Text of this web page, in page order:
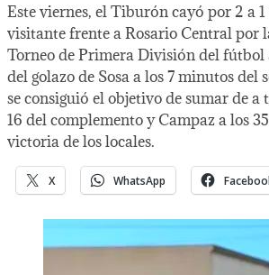
Este viernes, el Tiburón cayó por 2 a
visitante frente a Rosario Central por
Torneo de Primera División del fútbol
del golazo de Sosa a los 7 minutos del
se consiguió el objetivo de sumar de a
16 del complemento y Campaz a los
victoria de los locales.
X WhatsApp